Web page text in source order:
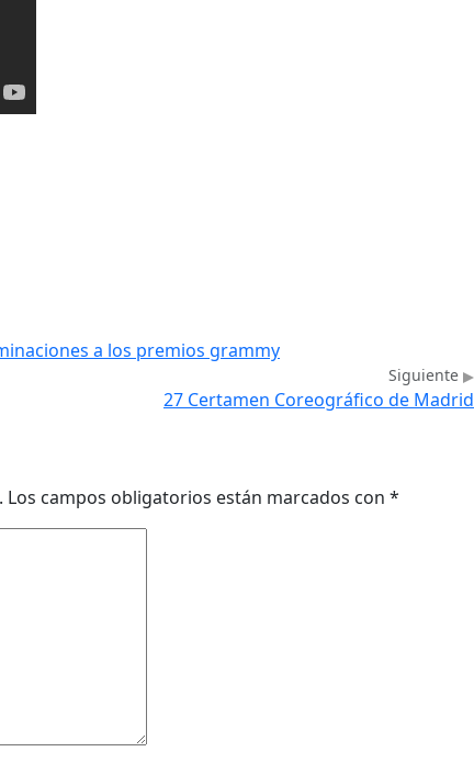
a los premios grammy
Siguiente
27 Certamen Coreográfico de Madrid
Los campos obligatorios están marcados con *